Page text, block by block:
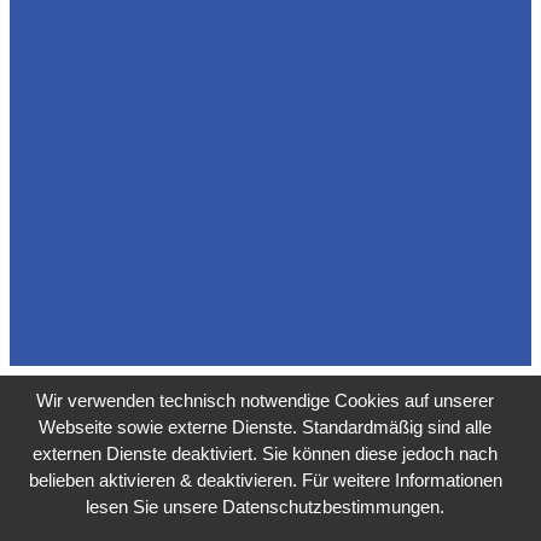
Wir verwenden technisch notwendige Cookies auf unserer
Webseite sowie externe Dienste. Standardmäßig sind alle
externen Dienste deaktiviert. Sie können diese jedoch nach
belieben aktivieren & deaktivieren. Für weitere Informationen
lesen Sie unsere Datenschutzbestimmungen.